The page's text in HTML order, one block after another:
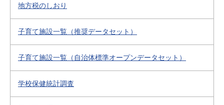
地方税のしおり
子育て施設一覧（推奨データセット）
子育て施設一覧（自治体標準オープンデータセット）
学校保健統計調査